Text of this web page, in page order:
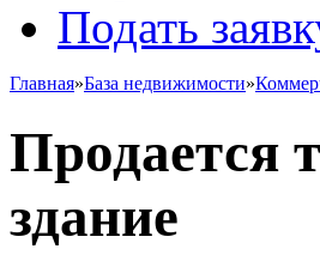
Подать
Главная»База недвижимости»
Продается
здание